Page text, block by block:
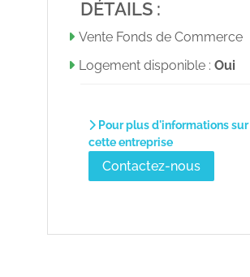
DÉTAILS :
Vente Fonds de Commerce
Logement disponible :Oui
Pour plus d'informations sur
cette entreprise
Contactez-nous